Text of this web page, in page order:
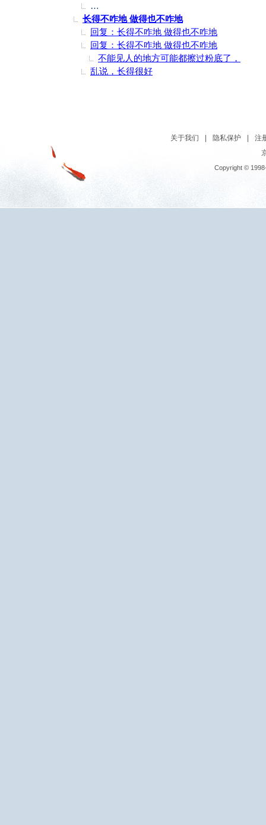
回复：http://www.rayfile.com/zh-cn/files/
长得不咋地 做得也不咋地
回复：长得不咋地 做得也不咋地
回复：长得不咋地 做得也不咋地
不能见人的地方可能都擦过粉底了，
乱说，长得很好
关于我们 隐私保护
注
Copyright ©